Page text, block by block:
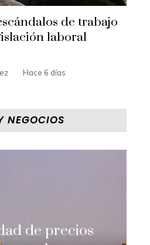
de trabajo
laboral
Hace 6 días
NEGOCIOS
de precios